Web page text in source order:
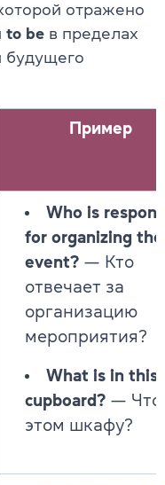
отражено
to be в пределах
будущего
Пример
Who is
for organizing the
event? — Кто
отвечает за
организацию
мероприятия?
What is in this
cupboard? — Что
этом шкафу?